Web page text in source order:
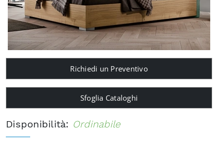
Richiedi un Preventivo
Sfoglia Cataloghi
Disponibilità: Ordinabile